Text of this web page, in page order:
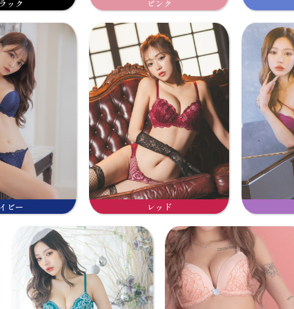
ック ピンク
ビー レッド